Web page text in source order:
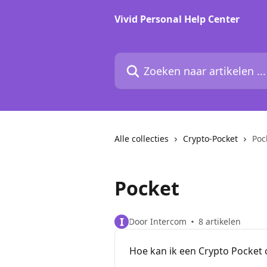
Vivid Personal Help Center
Zoeken naar artikelen ...
Alle collecties Crypto-Pocket
Pocket
I Door Intercom 8 artikelen
Hoe kan ik een Crypto Pocket